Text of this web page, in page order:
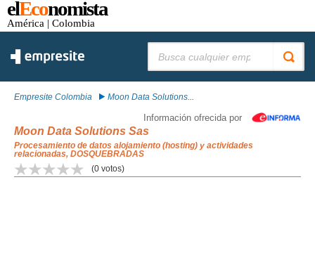
elEconomista
América | Colombia
Empresite Colombia Moon Data Solutions...
Información ofrecida por
Moon Data Solutions Sas
Procesamiento de datos alojamiento (hosting) y actividades
relacionadas, DOSQUEBRADAS
(0 votos)